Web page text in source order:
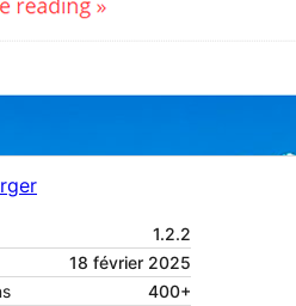
1.2.2
18 février 2025
400+